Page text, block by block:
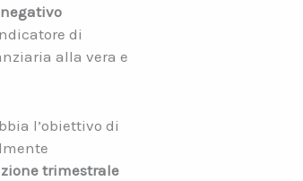
di
alla vera e
l’obiettivo di
trimestrale